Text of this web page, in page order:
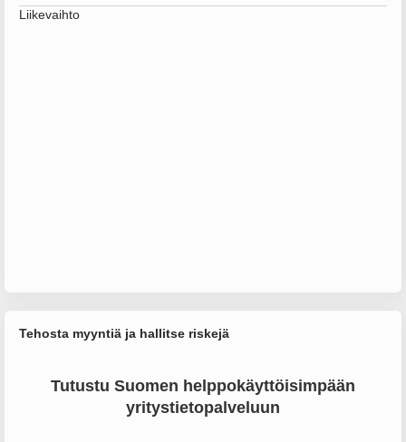
Liikevaihto
Tehosta myyntiä ja hallitse riskejä
Tutustu Suomen helppokäyttöisimpään
yritystietopalveluun